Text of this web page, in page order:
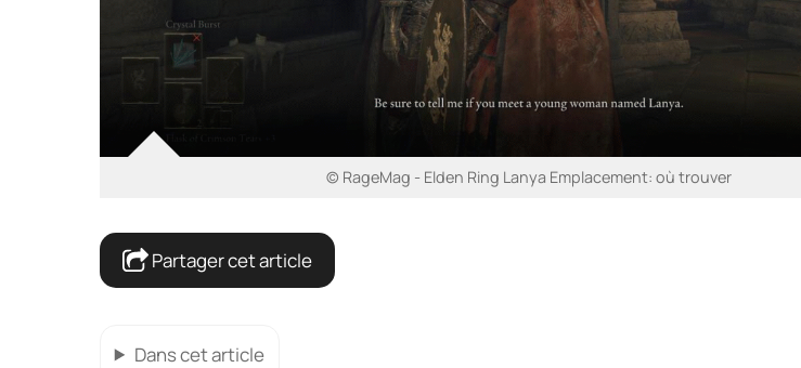
© RageMag - Elden Ring Lanya Emplacement: où trouver
Partager cet article
Dans cet article